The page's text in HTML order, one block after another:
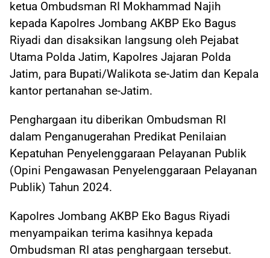
ketua Ombudsman RI Mokhammad Najih
kepada Kapolres Jombang AKBP Eko Bagus
Riyadi dan disaksikan langsung oleh Pejabat
Utama Polda Jatim, Kapolres Jajaran Polda
Jatim, para Bupati/Walikota se-Jatim dan Kepala
kantor pertanahan se-Jatim.
Penghargaan itu diberikan Ombudsman RI
dalam Penganugerahan Predikat Penilaian
Kepatuhan Penyelenggaraan Pelayanan Publik
(Opini Pengawasan Penyelenggaraan Pelayanan
Publik) Tahun 2024.
Kapolres Jombang AKBP Eko Bagus Riyadi
menyampaikan terima kasihnya kepada
Ombudsman RI atas penghargaan tersebut.